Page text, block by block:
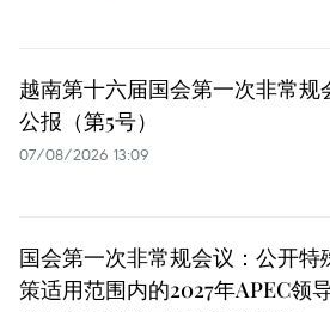
越南第十六届国会第一次非常规
公报（第5号）
07/08/2026 13:09
国会第一次非常规会议：公开特
策适用范围内的2027年APEC领